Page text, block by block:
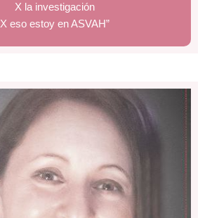
X la investigación
X eso estoy en ASVAH”